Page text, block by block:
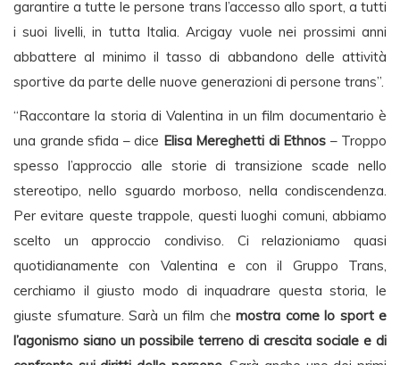
garantire a tutte le persone trans l’accesso allo sport, a tutti
i suoi livelli, in tutta Italia. Arcigay vuole nei prossimi anni
abbattere al minimo il tasso di abbandono delle attività
sportive da parte delle nuove generazioni di persone trans”.
“Raccontare la storia di Valentina in un film documentario è
una grande sfida – dice Elisa Mereghetti di Ethnos – Troppo
spesso l’approccio alle storie di transizione scade nello
stereotipo, nello sguardo morboso, nella condiscendenza.
Per evitare queste trappole, questi luoghi comuni, abbiamo
scelto un approccio condiviso. Ci relazioniamo quasi
quotidianamente con Valentina e con il Gruppo Trans,
cerchiamo il giusto modo di inquadrare questa storia, le
giuste sfumature. Sarà un film che mostra come lo sport e
l’agonismo siano un possibile terreno di crescita sociale e di